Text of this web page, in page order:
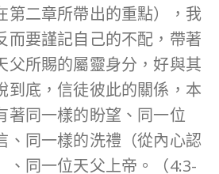
第二章所帶出的重點），我
而要謹記自己的不配，帶著
父所賜的屬靈身分，好與其
到底，信徒彼此的關係，本
著同一樣的盼望、同一位
、同一樣的洗禮（從內心認
、同一位天父上帝。（4:3-